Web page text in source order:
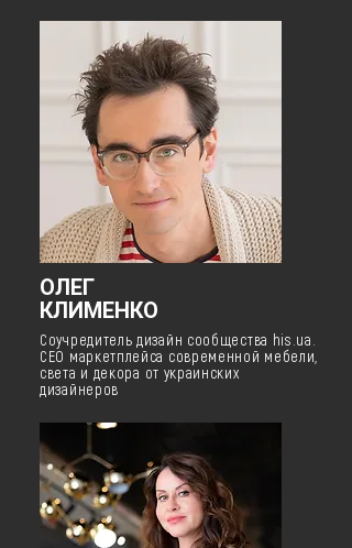
ОЛЕГ
КЛИМЕНКО
Соучредитель дизайн сообщества his.ua.
CEO маркетплейса современной мебели,
света и декора от украинских
дизайнеров